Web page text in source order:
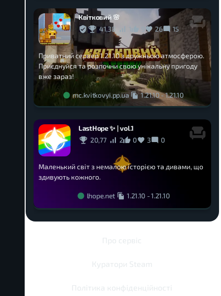
Квітковий 🌸
41,38
26 15
Приватний сервер 1.21.10 з дружньою атмосферою.
Приєднуйся та розпочни свою унікальну пригоду
вже зараз!
mc.kvitkovyi.pp.ua 1.21.10-1.21.10
LastHope ✨ | vol.1
20,77
2 0 3 0
Маленький світ з немалою історією та дивами, що
здивують кожного.
lhope.net 1.21.10 -1.21.10